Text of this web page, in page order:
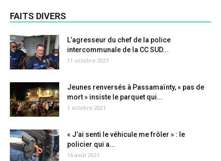
FAITS DIVERS
L’agresseur du chef de la police
intercommunale de la CC SUD...
11 octobre 2021
Jeunes renversés à Passamaïnty, « pas de
mort » insiste le parquet qui...
1 octobre 2021
« J’ai senti le véhicule me frôler » : le
policier qui a...
16 août 2021